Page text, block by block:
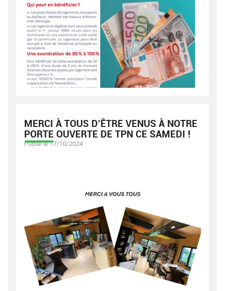
MERCI À TOUS D’ÊTRE VENUS À NOTRE
PORTE OUVERTE DE TPN CE SAMEDI !
Publié le 17/10/2024